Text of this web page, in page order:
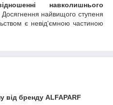
навколишнього
Досягнення найвищого ступеня
є невід'ємною частиною
від бренду ALFAPARF